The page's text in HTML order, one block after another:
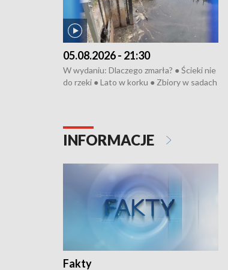
05.08.2026 - 21:30
W wydaniu: Dlaczego zmarła? ● Ścieki nie
do rzeki ● Lato w korku ● Zbiory w sadach
INFORMACJE
Fakty